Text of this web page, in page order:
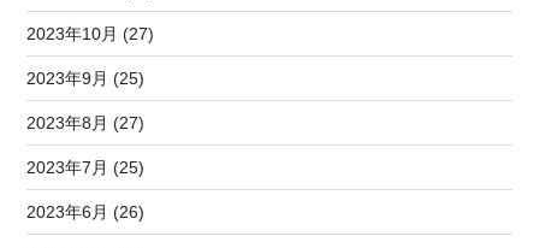
2023年10月 (27)
2023年9月 (25)
2023年8月 (27)
2023年7月 (25)
2023年6月 (26)